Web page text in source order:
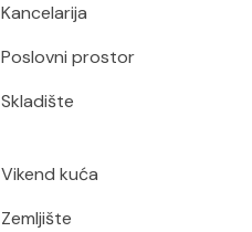
Kancelarija
Poslovni prostor
Skladište
Vikend kuća
Zemljište